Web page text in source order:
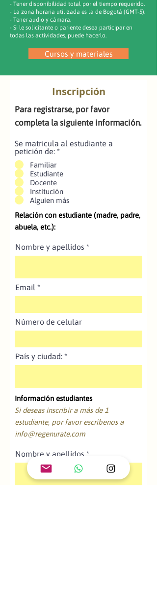
- Tener disponibilidad total por el tiempo requerido.
- La zona horaria utilizada es la de Bogotá (GMT-5).
- Tener audio y cámara.
- Si le solicitante o pariente desea participar en
todas las actividades, puede hacerlo.
Cursos y materiales
Inscripción
Para registrarse, por favor
completa la siguiente información.
Se matricula al estudiante a
petición de: *
Familiar
Estudiante
Docente
Institución
Alguien más
Relación con estudiante (madre, padre,
abuela, etc.):
Nombre y apellidos
Email
Número de celular
País y ciudad:
Información estudiantes
Si deseas inscribir a más de 1
estudiante, por favor escríbenos a
info@regenurate.com
Nombre y apellidos